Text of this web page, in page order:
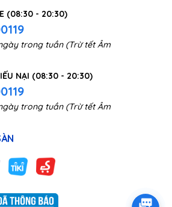
(08:30 - 20:30)
trong tuần (Trừ tết Âm
NẠI (08:30 - 20:30)
trong tuần (Trừ tết Âm